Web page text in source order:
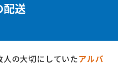
配送
人の大切にしていたアルバ